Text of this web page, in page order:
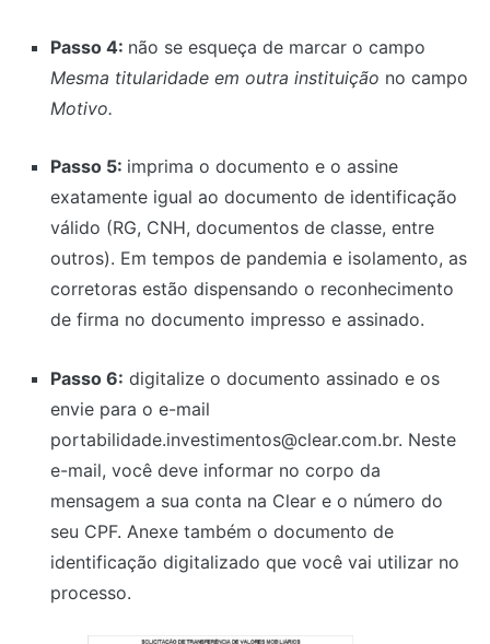
Passo 4: não se esqueça de marcar o campo
Mesma titularidade em outra instituição no campo
Motivo.
Passo 5: imprima o documento e o assine
exatamente igual ao documento de identificação
válido (RG, CNH, documentos de classe, entre
outros). Em tempos de pandemia e isolamento, as
corretoras estão dispensando o reconhecimento
de firma no documento impresso e assinado.
Passo 6: digitalize o documento assinado e os
envie para o e-mail
portabilidade.investimentos@clear.com.br. Neste
e-mail, você deve informar no corpo da
mensagem a sua conta na Clear e o número do
seu CPF. Anexe também o documento de
identificação digitalizado que você vai utilizar no
processo.